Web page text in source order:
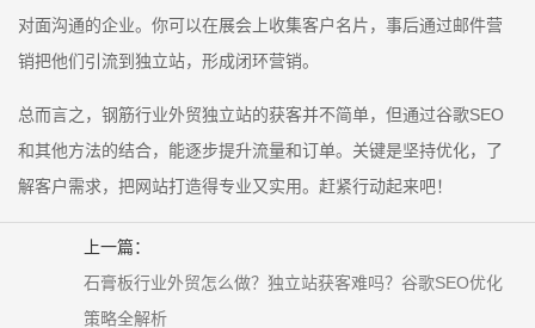
对面沟通的企业。你可以在展会上收集客户名片，事后通过邮件营
销把他们引流到独立站，形成闭环营销。
总而言之，钢筋行业外贸独立站的获客并不简单，但通过谷歌SEO
和其他方法的结合，能逐步提升流量和订单。关键是坚持优化，了
解客户需求，把网站打造得专业又实用。赶紧行动起来吧！
上一篇：
石膏板行业外贸怎么做？独立站获客难吗？谷歌SEO优化
策略全解析